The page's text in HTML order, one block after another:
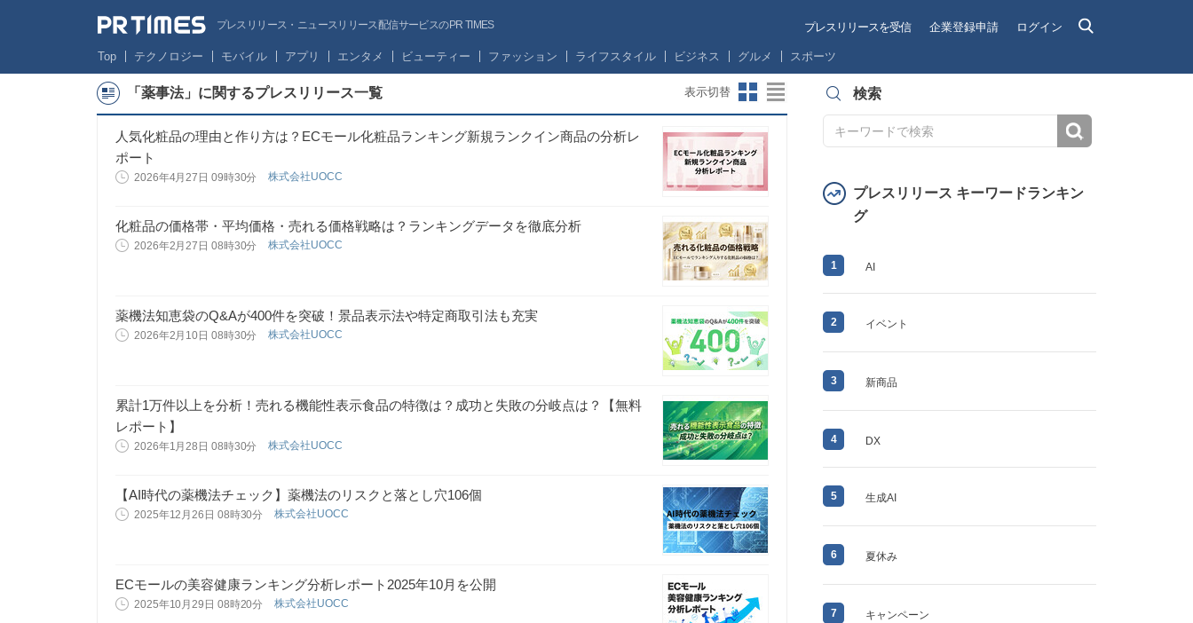
プレスリリース・ニュースリリース配信サービスのPR TIMES プレスリリースを受信 企業登録申請 ログイン
Top テクノロジー モバイル アプリ エンタメ ビューティー ファッション ライフスタイル ビジネス グルメ スポーツ
「薬事法」に関するプレスリリース一覧 表示切替
人気化粧品の理由と作り方は？ECモール化粧品ランキング新規ランクイン商品の分析レ
ポート
2026年4月27日 09時30分 株式会社UOCC
化粧品の価格帯・平均価格・売れる価格戦略は？ランキングデータを徹底分析
2026年2月27日 08時30分 株式会社UOCC
薬機法知恵袋のQ&Aが400件を突破！景品表示法や特定商取引法も充実
2026年2月10日 08時30分 株式会社UOCC
累計1万件以上を分析！売れる機能性表示食品の特徴は？成功と失敗の分岐点は？【無料
レポート】
2026年1月28日 08時30分 株式会社UOCC
【AI時代の薬機法チェック】薬機法のリスクと落とし穴106個
2025年12月26日 08時30分 株式会社UOCC
ECモールの美容健康ランキング分析レポート2025年10月を公開
2025年10月29日 08時20分 株式会社UOCC
検索
プレスリリース キーワードランキン
グ
1 AI
2 イベント
3 新商品
4 DX
5 生成AI
6 夏休み
7 キャンペーン